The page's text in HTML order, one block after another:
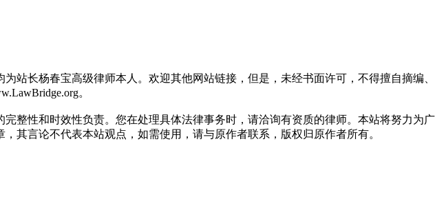
站长杨春宝高级律师本人。欢迎其他网站链接，但是，未经书面许可，不得擅自摘编、
。
性和时效性负责。您在处理具体法律事务时，请洽询有资质的律师。本站将努力为广
其言论不代表本站观点，如需使用，请与原作者联系，版权归原作者所有。